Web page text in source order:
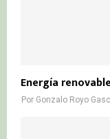
Energía
Por Gonzalo Royo